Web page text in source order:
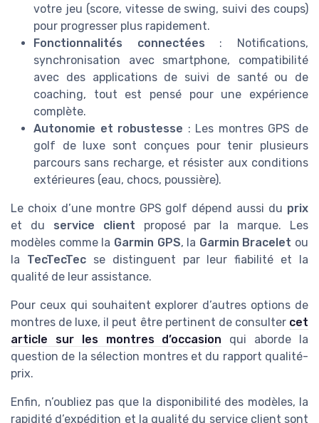
votre jeu (score, vitesse de swing, suivi des coups)
pour progresser plus rapidement.
Fonctionnalités connectées : Notifications,
synchronisation avec smartphone, compatibilité
avec des applications de suivi de santé ou de
coaching, tout est pensé pour une expérience
complète.
Autonomie et robustesse : Les montres GPS de
golf de luxe sont conçues pour tenir plusieurs
parcours sans recharge, et résister aux conditions
extérieures (eau, chocs, poussière).
Le choix d’une montre GPS golf dépend aussi du prix
et du service client proposé par la marque. Les
modèles comme la Garmin GPS, la Garmin Bracelet ou
la TecTecTecse distinguent par leur fiabilité et la
qualité de leur assistance.
Pour ceux qui souhaitent explorer d’autres options de
montres de luxe, il peut être pertinent de consulter cet
article sur les montres d’occasion qui aborde la
question de la sélection montres et du rapport qualité-
prix.
Enfin, n’oubliez pas que la disponibilité des modèles, la
rapidité d’expédition et la qualité du service client sont